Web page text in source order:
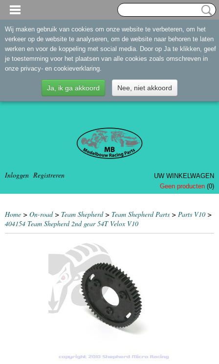
Inloggen Registreren
UW WINKELWAGEN
Geen producten (0)
Home > On-road> Team Shepherd> Team Shepherd Parts > Parts V10 >
404154 Team Shepherd 2nd gear 54T Velox V10
Wij maken gebruik van cookies om onze website te verbeteren, om het
verkeer op de website te analyseren, om de website naar behoren te laten
werken en voor de koppeling met social media. Door op Ja te klikken, geef
je toestemming voor het plaatsen van alle cookies zoals omschreven in
onze privacy- en cookieverklaring.
Ja, ik ga akkoord Nee, niet akkoord